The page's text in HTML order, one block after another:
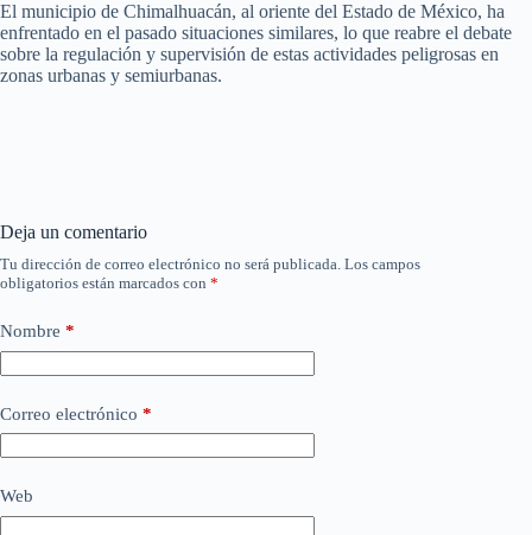
El municipio de Chimalhuacán, al oriente del Estado de México, ha
enfrentado en el pasado situaciones similares, lo que reabre el debate
sobre la regulación y supervisión de estas actividades peligrosas en
zonas urbanas y semiurbanas.
Deja un comentario
Tu dirección de correo electrónico no será publicada. Los campos
obligatorios están marcados con *
Nombre *
Correo electrónico *
Web